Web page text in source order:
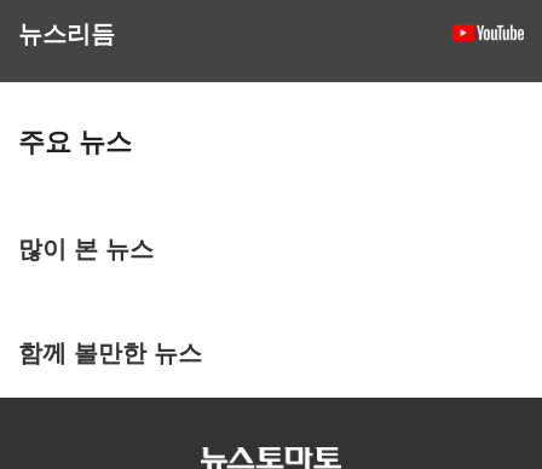
뉴스리듬
주요 뉴스
많이 본 뉴스
함께 볼만한 뉴스